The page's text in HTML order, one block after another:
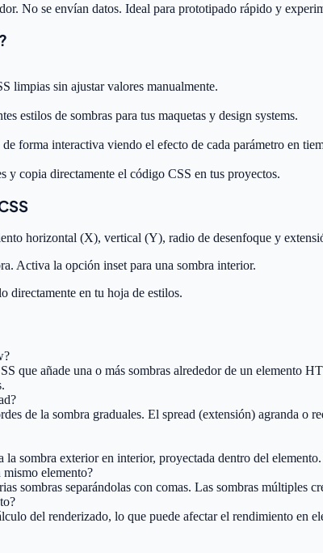
No se envían datos. Ideal para prototipado rápido y
limpias sin ajustar valores manualmente.
estilos de sombras para tus maquetas y design systems.
forma interactiva viendo el efecto de cada parámetro en
y copia directamente el código CSS en tus proyectos.
horizontal (X), vertical (Y), radio de desenfoque y
Activa la opción inset para una sombra interior.
directamente en tu hoja de estilos.
que añade una o más sombras alrededor de un
de la sombra graduales. El spread (extensión) agranda
la sombra exterior en interior, proyectada dentro del
mismo elemento?
sombras separándolas con comas. Las sombras múltiples
del renderizado, lo que puede afectar el rendimiento en